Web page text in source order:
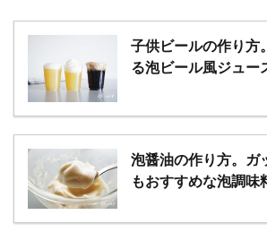
子供ビールの作り方
る泡ビール風ジュー
泡醤油の作り方。ガ
もおすすめな泡調味